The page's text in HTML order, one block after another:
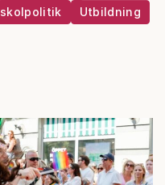
skolpolitik
Utbildning